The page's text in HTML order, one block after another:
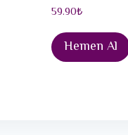
59.90₺
Hemen Al